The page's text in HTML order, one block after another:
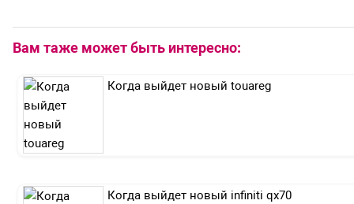
Вам таже может быть интересно:
Когда выйдет новый touareg
Когда выйдет новый infiniti qx70